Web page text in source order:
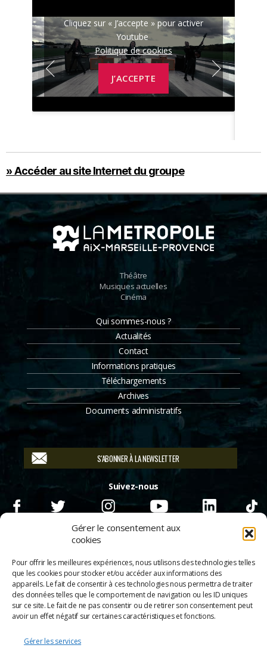
Gérer le consentement aux
cookies
Pour offrir les meilleures expériences, nous utilisons des technologies telles
que les cookies pour stocker et/ou accéder aux informations des
appareils. Le fait de consentir à ces technologies nous permettra de traiter
des données telles que le comportement de navigation ou les ID uniques
sur ce site. Le fait de ne pas consentir ou de retirer son consentement peut
avoir un effet négatif sur certaines caractéristiques et fonctions.
Gérer les services
Cliquez sur « J’accepte » pour activer
Youtube
Politique de cookies
J’ACCEPTE
» Accéder au site Internet du groupe
Théâtre
Musiques actuelles
Cinéma
Qui sommes-nous ?
Actualités
Contact
Informations pratiques
Téléchargements
Archives
Documents administratifs
S'ABONNER À LA NEWSLETTER
Suivez-nous